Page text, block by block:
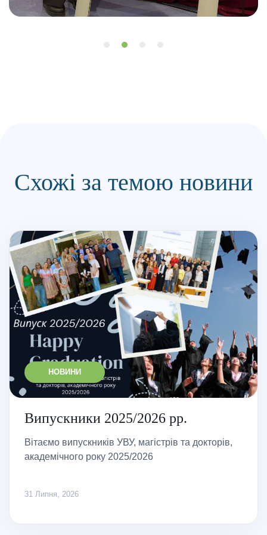
Схожі за темою новини
НОВИНИ
Випускники 2025/2026 рр.
Вітаємо випускників УВУ, магістрів та докторів,
академічного року 2025/2026
31 Липня, 2026